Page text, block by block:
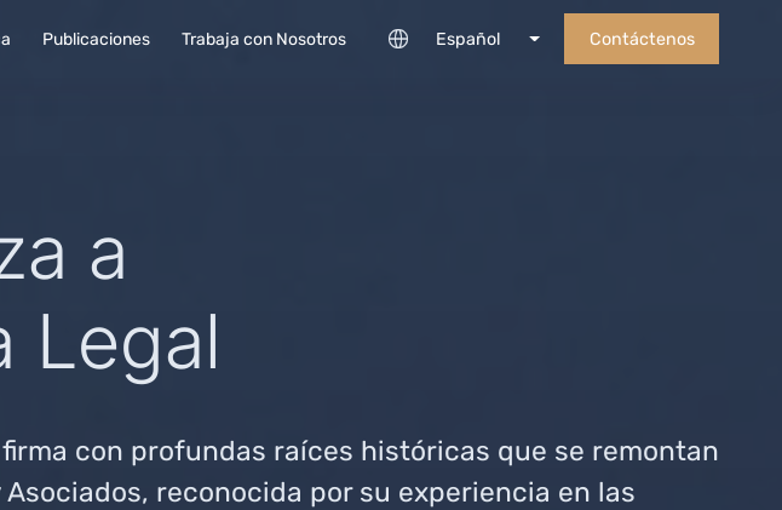
Publicaciones Trabaja con Nosotros Español Contáctenos
a
Legal
con profundas raíces históricas que se remontan
reconocida por su experiencia en las